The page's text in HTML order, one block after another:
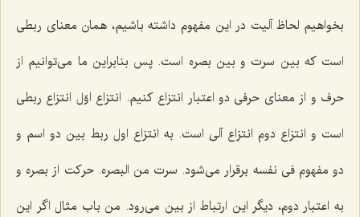
بخواهیم لحاظ آلیت در این مفهوم داشته باشیم، همان معناى ربطى
است كه بین سرت و بین بصره است. پس بنابراین ما مى‌توانیم از
حرف و از معناى حرفى دو اعتبار انتزاع كنیم. انتزاع اوّل انتزاع ربطى
است و انتزاع دوم انتزاع آلى است. به انتزاع اول ربط بین دو اسم و
دو مفهوم فى نفسه برقرار مى‌شود. سرت من البصره. حركت از بصره و
به اعتبار دوم، دیگر این ارتباط از بین مى‌رود. من باب مثال اگر این